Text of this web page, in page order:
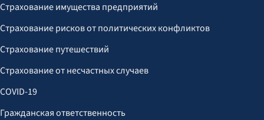
Страхование имущества предприятий
Страхование рисков от политических конфликтов
Страхование путешествий
Страхование от несчастных случаев
COVID-19
Гражданская ответственность